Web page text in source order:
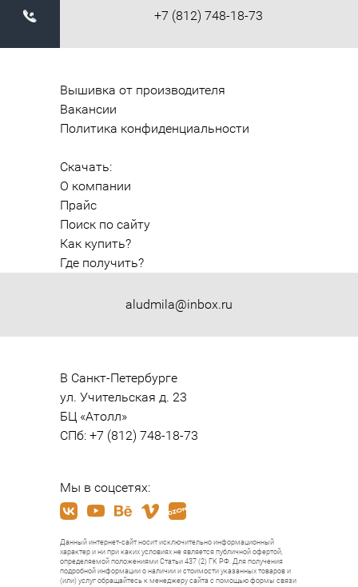
+7 (812) 748-18-73
aludmila@inbox.ru
Вышивка от производителя
Вакансии
Политика конфиденциальности
Скачать:
О компании
Прайс
Поиск по сайту
Как купить?
Где получить?
В Санкт-Петербурге
ул. Учительская д. 23
БЦ «Атолл»
СПб: +7 (812) 748-18-73
Мы в соцсетях:
Данный интернет-сайт носит исключительно информационный
характер и ни при каких условиях не является публичной офертой,
определяемой положениями Статьи 437 (2) ГК РФ. Для получения
подробной информации о наличии и стоимости указанных товаров и
(или) услуг обращайтесь к менеджеру сайта с помощью формы связи